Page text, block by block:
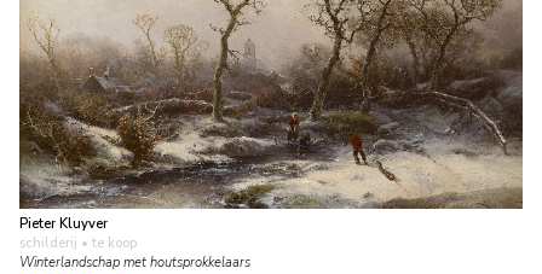
Pieter Kluyver
schilderij • te koop
Winterlandschap met houtsprokkelaars